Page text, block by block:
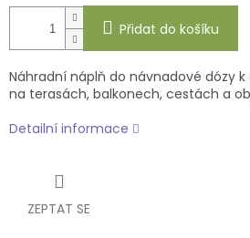
Přidat do košíku
Náhradní náplň do návnadové dózy
na terasách, balkonech, cestách a
Detailní informace
ZEPTAT SE